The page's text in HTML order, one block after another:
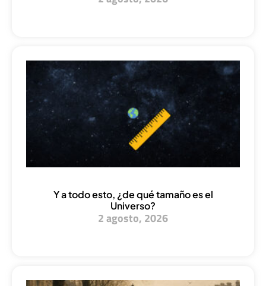
Y a todo esto, ¿de qué tamaño es el
Universo?
2 agosto, 2026